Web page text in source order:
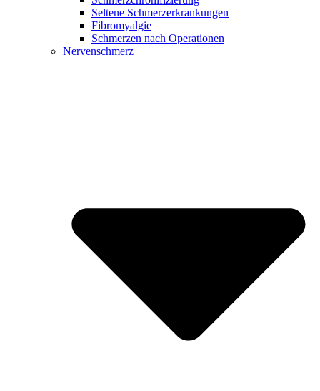
Seltene Schmerzerkrankungen
Fibromyalgie
Schmerzen nach Operationen
Nervenschmerz